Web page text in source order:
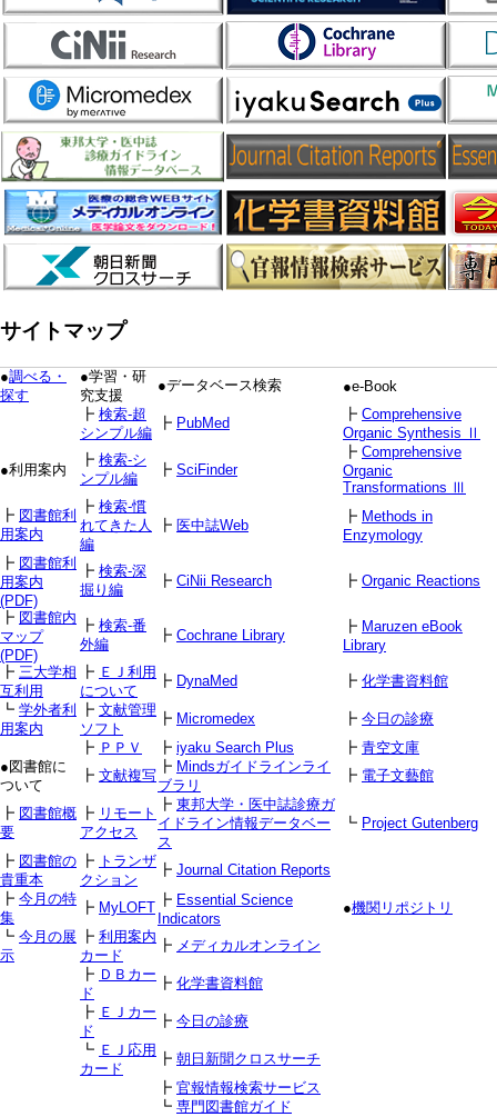
サイトマップ
●調べる・
探す
●学習・研
究支援
●データベース検索
●e-Book
┣ 検索-超
シンプル編
┣ PubMed
┣ Comprehensive
Organic Synthesis Ⅱ
●利用案内
┣ 検索-シ
ンプル編
┣ SciFinder
┣ Comprehensive
Organic
Transformations Ⅲ
┣ 図書館利
用案内
┣ 検索-慣
れてきた人
編
┣ 医中誌Web
┣ Methods in
Enzymology
┣ 図書館利
用案内
(PDF)
┣ 検索-深
掘り編
┣ CiNii Research ┣ Organic Reactions
┣ 図書館内
マップ
(PDF)
┣ 検索-番
外編
┣ Cochrane Library
┣ Maruzen eBook
Library
┣ 三大学相
互利用
┣ ＥＪ利用
について
┣ DynaMed ┣ 化学書資料館
┗ 学外者利
用案内
┣ 文献管理
ソフト
┣ Micromedex ┣ 今日の診療
┣ ＰＰＶ ┣ iyaku Search Plus ┣ 青空文庫
●図書館に
ついて
┣ 文献複写
┣ Mindsガイドラインライ
ブラリ
┣ 電子文藝館
┣ 図書館概
要
┣ リモート
アクセス
┣ 東邦大学・医中誌診療ガ
イドライン情報データベー
ス
┗ Project Gutenberg
┣ 図書館の
貴重本
┣ トランザ
クション
┣ Journal Citation Reports
┣ 今月の特
集
┣ MyLOFT ┣ Essential Science
Indicators
●機関リポジトリ
┗ 今月の展
示
┣ 利用案内
カード
┣ メディカルオンライン
┣ ＤＢカー
ド
┣ 化学書資料館
┣ ＥＪカー
ド
┣ 今日の診療
┗ ＥＪ応用
カード
┣ 朝日新聞クロスサーチ
┣ 官報情報検索サービス
┗ 専門図書館ガイド